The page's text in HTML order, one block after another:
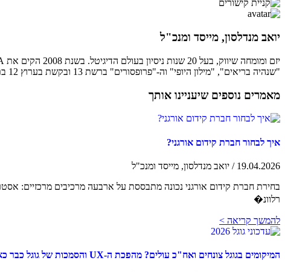
יואב מנדלסון, מייסד ומנכ"ל
"שנהיה בריאים", "מילון היופי" וה-"פרופסורים" ברשת 13 ובקשת בערוץ 12 בתוכניות "סודות הנדל"ן" ו-"מרגישות יופי".
מאמרים נוספים שיעניינו אותך
איך לבחור חברת קידום אורגני?
19.04.2026 / יואב מנדלסון, מייסד ומנכ"ל
רלוונ�
להמשך קריאה >
המיקומים בגוגל צונחים ואח"כ עולים? מהפכת ה-UX והסמכות של גוגל כבר כאן – כך תגיבו